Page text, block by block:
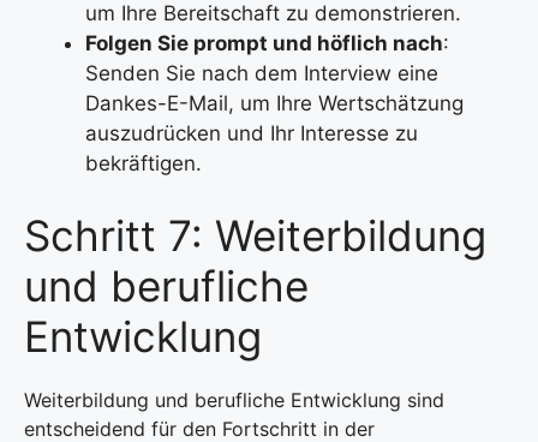
um Ihre Bereitschaft zu demonstrieren.
Folgen Sie prompt und höflich nach:
Senden Sie nach dem Interview eine
Dankes-E-Mail, um Ihre Wertschätzung
auszudrücken und Ihr Interesse zu
bekräftigen.
Schritt 7: Weiterbildung
und berufliche
Entwicklung
Weiterbildung und berufliche Entwicklung sind
entscheidend für den Fortschritt in der